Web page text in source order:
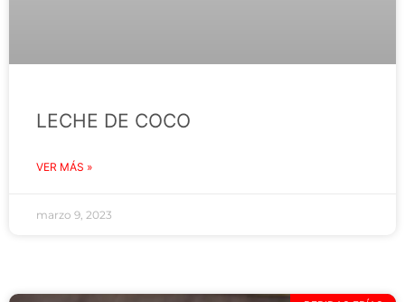
LECHE DE COCO
VER MÁS »
marzo 9, 2023